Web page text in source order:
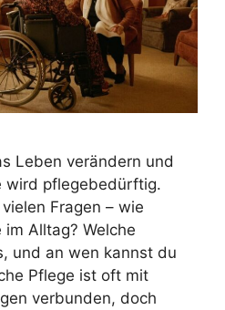
Leben verändern und
wird pflegebedürftig.
Fragen – wie
Alltag? Welche
und an wen kannst du
Pflege ist oft mit
verbunden, doch